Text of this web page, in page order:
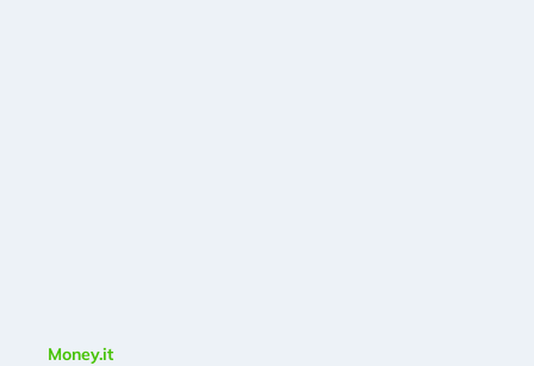
Money.it